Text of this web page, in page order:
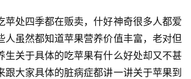
苹处四季都在贩卖，什好神奇很多人都爱
人虽然都知道苹果营养价值丰富，老对但
生关于具体的吃苹果有什么好处却又不甚
跟大家具体的脏病症都讲一讲关于苹果到